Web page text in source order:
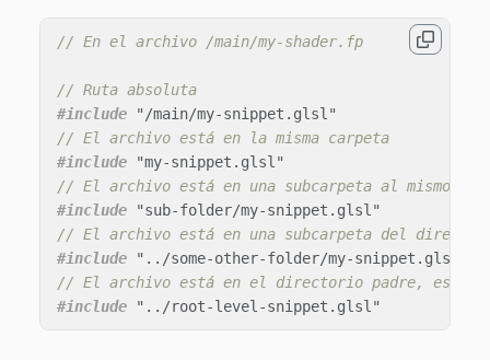
// En el archivo /main/my-shader.fp
// Ruta absoluta
#include
"/main/my-snippet.glsl"
// El archivo está en la misma carpeta
#include
"my-snippet.glsl"
// El archivo está en una subcarpeta al mismo
#include
"sub-folder/my-snippet.glsl"
// El archivo está en una subcarpeta del
#include
"../some-other-folder/my-snippet.glsl"
// El archivo está en el directorio padre, es
#include
"../root-level-snippet.glsl"